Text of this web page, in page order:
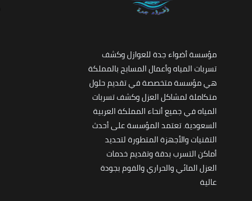
مؤسسة أضواء جدة للعوازل وكشف
تسربات المياه وأعمال المسابح بالمملكة
هي مؤسسة متخصصة في تقديم حلول
متكاملة لمشاكل العزل وكشف تسربات
المياه في جميع أنحاء المملكة العربية
السعودية. تعتمد المؤسسة على أحدث
التقنيات والأجهزة المتطورة لتحديد
أماكن التسرب بدقة وتقديم خدمات
العزل المائي والحراري والفوم بجودة
عالية